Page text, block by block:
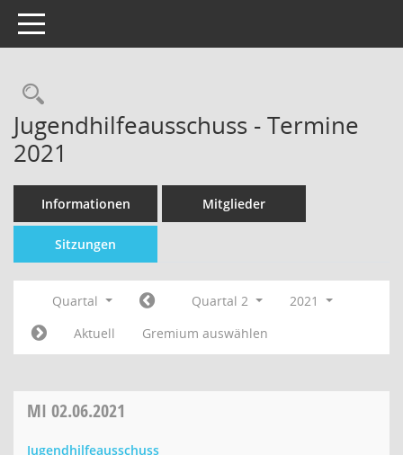
Toggle navigation
Jugendhilfeausschuss - Termine
2021
Informationen Mitglieder
Sitzungen
Quartal Quartal 2
2021
Aktuell
Gremium auswählen
MI 02.06.2021
Jugendhilfeausschuss